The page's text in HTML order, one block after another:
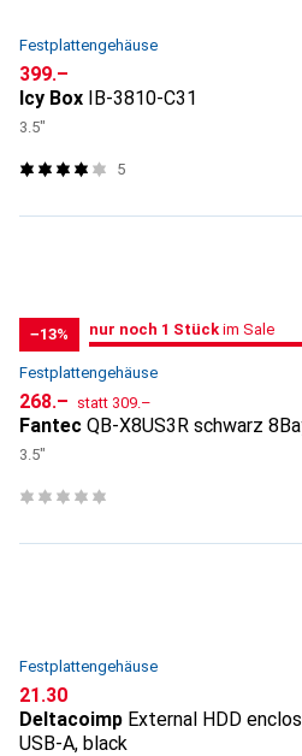
Festplattengehäuse
CHF
399.–
Icy Box IB-3810-C31
3.5"
5
−13% noch 1 Stück im Sale
nur noch 1 Stück im Sale
Festplattengehäuse
CHF
268.– statt CHF
309.–
Fantec QB-X8US3R schwarz
3.5"
Festplattengehäuse
CHF
21.30
Deltacoimp External HDD
USB-A, black